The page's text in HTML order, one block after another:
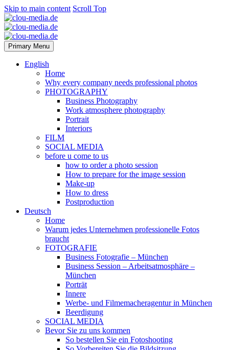
Skip to main content Scroll Top
Primary Menu
English
Home
Why every company needs professional photos
PHOTOGRAPHY
Business Photography
Work atmosphere photography
Portrait
Interiors
FILM
SOCIAL MEDIA
before u come to us
how to order a photo session
How to prepare for the image session
Make-up
How to dress
Postproduction
Deutsch
Home
Warum jedes Unternehmen professionelle Fotos
braucht
FOTOGRAFIE
Business Fotografie – München
Business Session – Arbeitsatmosphäre –
München
Porträt
Innere
Werbe- und Filmemacheragentur in München
Beerdigung
SOCIAL MEDIA
Bevor Sie zu uns kommen
So bestellen Sie ein Fotoshooting